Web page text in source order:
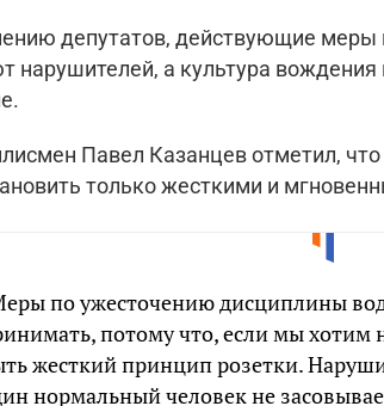
депутатов, действующие
нарушителей, а культура вождения
Павел Казанцев отметил,
только жесткими и
по ужесточению дисциплины
потому что, если мы хотим
жесткий принцип розетки.
нормальный человек не